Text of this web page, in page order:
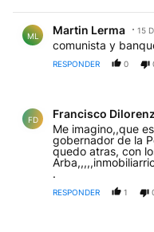
ML Martin Lerma 15
comunista y
RESPONDER 0
FD Francisco
Me imagino,,que
gobernador de la
quedo atras, con
.
RESPONDER 1